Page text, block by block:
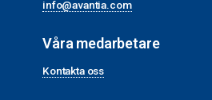
info@avantia.com
Våra medarbetare
Kontakta oss